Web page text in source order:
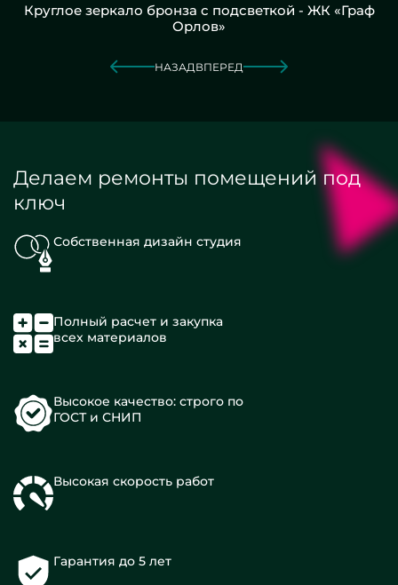
Круглое зеркало бронза с подсветкой - ЖК «Граф
Орлов»
НАЗАД ВПЕРЕД
Делаем ремонты помещений под
ключ
Собственная дизайн студия
Полный расчет и закупка
всех материалов
Высокое качество: строго по
ГОСТ и СНИП
Высокая скорость работ
Гарантия до 5 лет